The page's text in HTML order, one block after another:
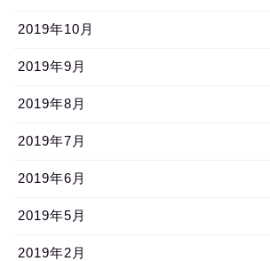
2019年10月
2019年9月
2019年8月
2019年7月
2019年6月
2019年5月
2019年2月